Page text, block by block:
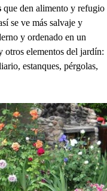
que den alimento y refugio
se ve más salvaje y
y ordenado en un
elementos del jardín:
estanques, pérgolas,